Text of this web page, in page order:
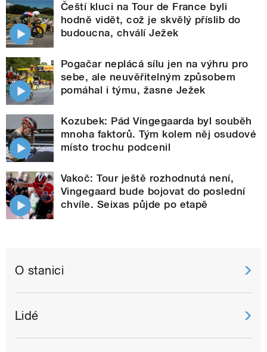
Čeští kluci na Tour de France byli
hodně vidět, což je skvělý příslib do
budoucna, chválí Ježek
Pogačar neplácá sílu jen na výhru pro
sebe, ale neuvěřitelným způsobem
pomáhal i týmu, žasne Ježek
Kozubek: Pád Vingegaarda byl souběh
mnoha faktorů. Tým kolem něj osudové
místo trochu podcenil
Vakoč: Tour ještě rozhodnutá není,
Vingegaard bude bojovat do poslední
chvíle. Seixas půjde po etapě
O stanici
Lidé